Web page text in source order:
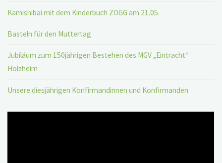
Kamishibai mit dem Kinderbuch ZOGG am 21.05.
Basteln für den Muttertag
Jubiläum zum 150jährigen Bestehen des MGV „Eintracht“
Holzheim
Unsere diesjährigen Konfirmandinnen und Konfirmanden